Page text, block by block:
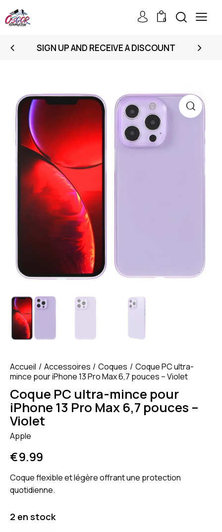
0
SIGN UP AND RECEIVE A DISCOUNT
Accueil Accessoires Coques
Coque PC ultra-
mince pour iPhone 13 Pro Max 6,7 pouces – Violet
Coque PC ultra-mince pour
iPhone 13 Pro Max 6,7 pouces –
Violet
Apple
€9.99
Coque flexible et légère offrant une protection
quotidienne.
2 en stock